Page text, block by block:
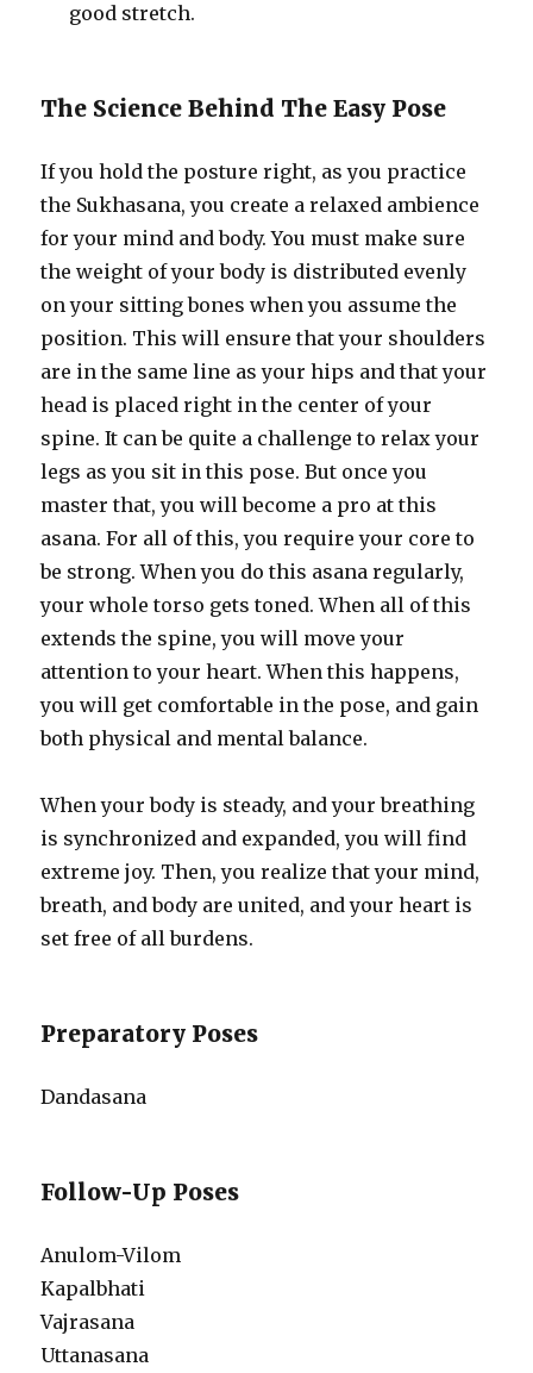
good stretch.
The Science Behind The Easy Pose
If you hold the posture right, as you practice
the Sukhasana, you create a relaxed ambience
for your mind and body. You must make sure
the weight of your body is distributed evenly
on your sitting bones when you assume the
position. This will ensure that your shoulders
are in the same line as your hips and that your
head is placed right in the center of your
spine. It can be quite a challenge to relax your
legs as you sit in this pose. But once you
master that, you will become a pro at this
asana. For all of this, you require your core to
be strong. When you do this asana regularly,
your whole torso gets toned. When all of this
extends the spine, you will move your
attention to your heart. When this happens,
you will get comfortable in the pose, and gain
both physical and mental balance.
When your body is steady, and your breathing
is synchronized and expanded, you will find
extreme joy. Then, you realize that your mind,
breath, and body are united, and your heart is
set free of all burdens.
Preparatory Poses
Dandasana
Follow-Up Poses
Anulom-Vilom
Kapalbhati
Vajrasana
Uttanasana